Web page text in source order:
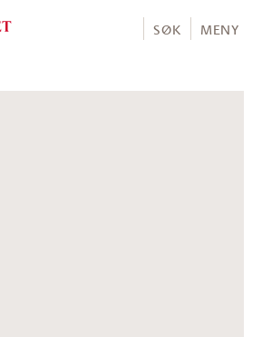
SØK MENY